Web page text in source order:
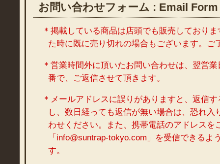
お問い合わせフォーム : Email Form
＊掲載している商品は店頭でも販売しており
た時に既に売り切れの場合もございます。ご
＊営業時間外に頂いたお問い合わせは、翌営
番で、ご返信させて頂きます。
＊メールアドレスに誤りがありますと、返信
し、数日経っても返信が無い場合は、恐れ入
わせください。また、携帯電話のアドレスを
「info@suntrap-tokyo.com」を受信できるよ
す。